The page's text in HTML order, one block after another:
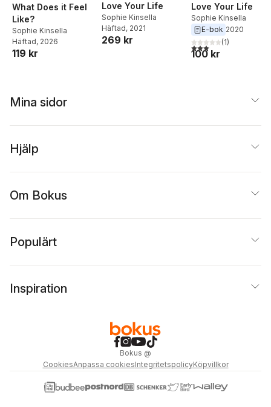
What Does it Feel
Like?
Sophie Kinsella
Häftad, 2026
119 kr
Love Your Life
Sophie Kinsella
Häftad, 2021
269 kr
Love Your Life
Sophie Kinsella
E-bok 2020
3,0utav 5 stjärnor.
(1)
100 kr
Mina sidor
Hjälp
Om Bokus
Populärt
Inspiration
Bokus @
CookiesAnpassa cookiesIntegritetspolicyKöpvillkor